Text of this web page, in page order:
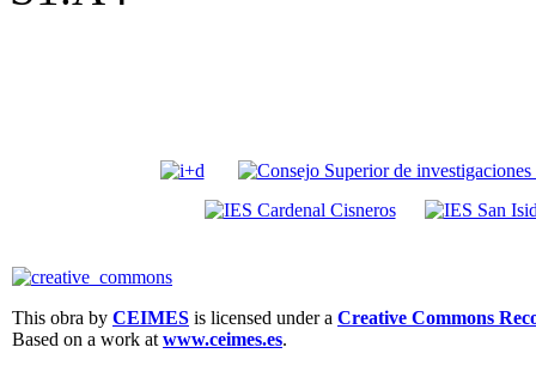
This obra by CEIMES is licensed under a Creative Commons
Based on a work at www.ceimes.es.